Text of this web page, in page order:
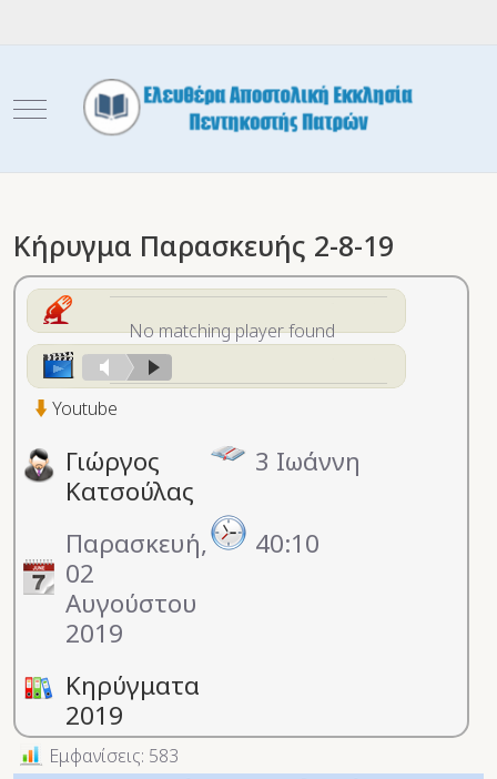
Mobile Menu Toggle
Κήρυγμα Παρασκευής 2-8-19
No matching player found
Youtube
Γιώργος
Κατσούλας
3 Ιωάννη
Παρασκευή,
02
Αυγούστου
2019
40:10
Κηρύγματα
2019
Εμφανίσεις: 583